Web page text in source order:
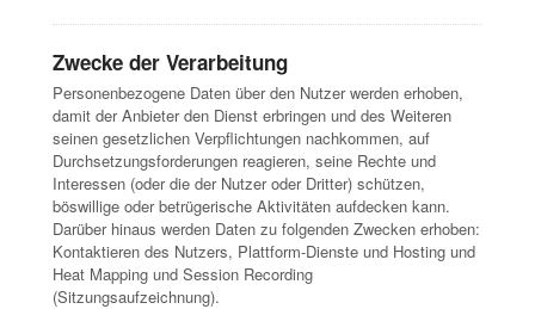
Zwecke der Verarbeitung
Personenbezogene Daten über den Nutzer werden erhoben,
damit der Anbieter den Dienst erbringen und des Weiteren
seinen gesetzlichen Verpflichtungen nachkommen, auf
Durchsetzungsforderungen reagieren, seine Rechte und
Interessen (oder die der Nutzer oder Dritter) schützen,
böswillige oder betrügerische Aktivitäten aufdecken kann.
Darüber hinaus werden Daten zu folgenden Zwecken erhoben:
Kontaktieren des Nutzers, Plattform-Dienste und Hosting und
Heat Mapping und Session Recording
(Sitzungsaufzeichnung).